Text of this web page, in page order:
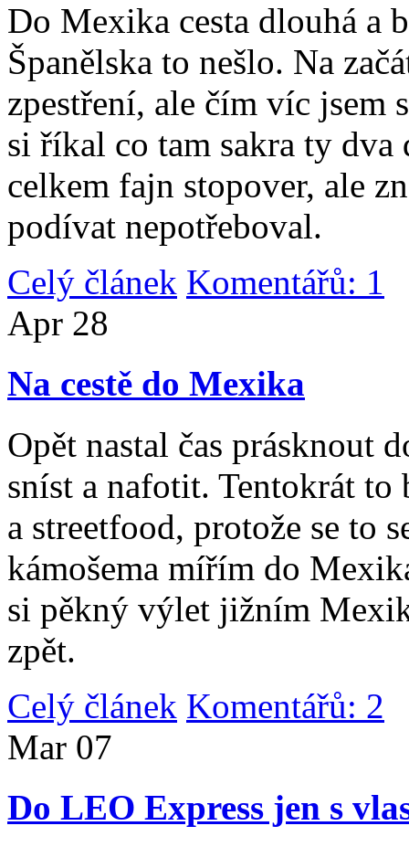
Do Mexika cesta dlouhá a
Španělska to nešlo. Na
zpestření, ale čím víc jsem
si říkal co tam sakra ty
celkem fajn stopover, ale
podívat nepotřeboval.
Celý článek Komentářů: 1
Apr 28
Na cestě do Mexika
Opět nastal čas prásknout
sníst a nafotit. Tentokrát
a streetfood, protože se to
kámošema mířím do
si pěkný výlet jižním
zpět.
Celý článek Komentářů: 2
Mar 07
Do LEO Express jen s